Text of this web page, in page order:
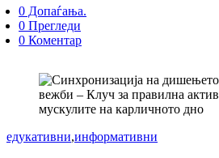
0 Допаѓања.
0 Прегледи
0 Коментар
едукативни,информативни